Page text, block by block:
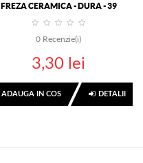
FREZA CERAMICA - DURA - 39
0 Recenzie(i)
3,30 lei
ADAUGA IN COS DETALII